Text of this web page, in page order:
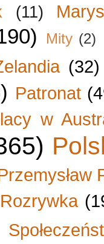
(11)
Mity (2)
(32)
Patronat
w
Rozrywka